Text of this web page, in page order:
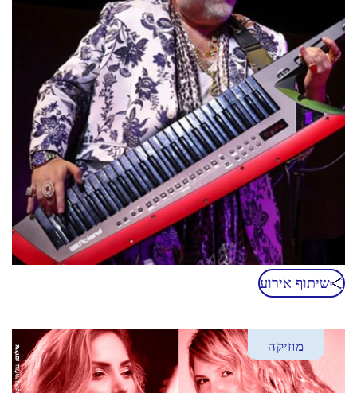
שיתוף אירוע
מוזיקה